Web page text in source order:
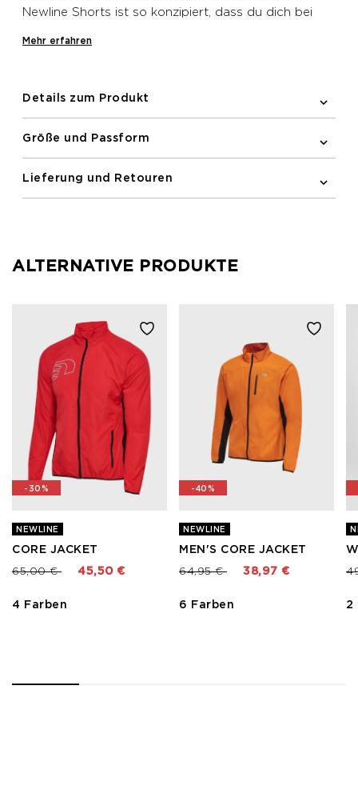
Newline Shorts ist so konzipiert, dass du dich bei
Reißverschlusstasche auf der Rückseite runden das
Mehr erfahren
Details zum Produkt
Größe und Passform
Lieferung und Retouren
ALTERNATIVE PRODUKTE
-30%
NEWLINE
CORE JACKET
Preis reduziert von
65,00 €bis 45,50 €
4 Farben
-40%
NEWLINE
MEN'S CORE JACKET
Preis reduziert von
64,95 €bis 38,97 €
6 Farben 2